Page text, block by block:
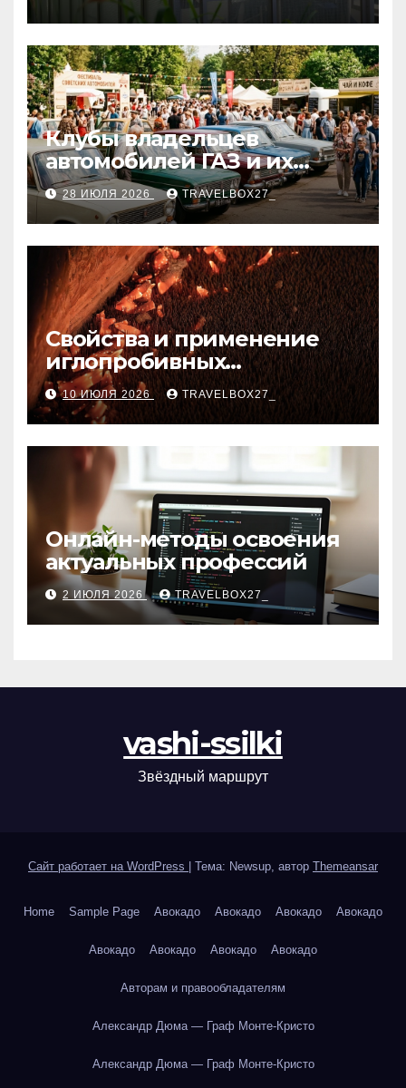
Клубы владельцев
автомобилей ГАЗ и их
мероприятия
28 ИЮЛЯ 2026 TRAVELBOX27_
Свойства и применение
иглопробивных
базальтовых огнеупорных
матов
10 ИЮЛЯ 2026 TRAVELBOX27_
Онлайн-методы освоения
актуальных профессий
2 ИЮЛЯ 2026 TRAVELBOX27_
vashi-ssilki
Звёздный маршрут
Сайт работает на WordPress Тема: Newsup, автор Themeansar
Home Sample Page Авокадо Авокадо Авокадо Авокадо
Авокадо Авокадо Авокадо Авокадо
Авторам и правообладателям
Александр Дюма — Граф Монте-Кристо
Александр Дюма — Граф Монте-Кристо